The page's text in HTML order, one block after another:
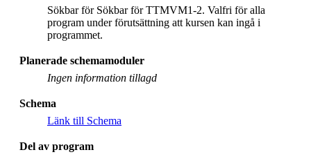
Sökbar för Sökbar för TTMVM1-2. Valfri för alla
program under förutsättning att kursen kan ingå i
programmet.
Planerade schemamoduler
Ingen information tillagd
Schema
Länk till Schema
Del av program